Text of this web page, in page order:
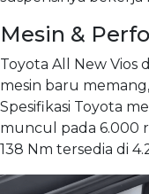
Mesin &
Toyota All New Vios
mesin baru
Spesifikasi Toyota
muncul pada 6.000
138 Nm tersedia di